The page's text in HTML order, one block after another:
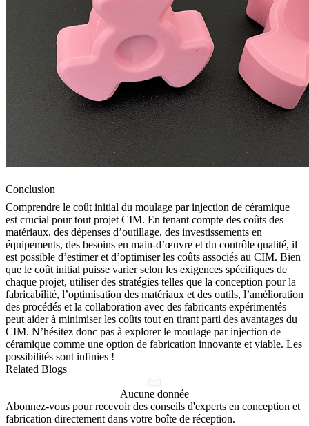
Conclusion
Comprendre le coût initial du moulage par injection de céramique
est crucial pour tout projet CIM. En tenant compte des coûts des
matériaux, des dépenses d’outillage, des investissements en
équipements, des besoins en main-d’œuvre et du contrôle qualité, il
est possible d’estimer et d’optimiser les coûts associés au CIM. Bien
que le coût initial puisse varier selon les exigences spécifiques de
chaque projet, utiliser des stratégies telles que la conception pour la
fabricabilité, l’optimisation des matériaux et des outils, l’amélioration
des procédés et la collaboration avec des fabricants expérimentés
peut aider à minimiser les coûts tout en tirant parti des avantages du
CIM. N’hésitez donc pas à explorer le moulage par injection de
céramique comme une option de fabrication innovante et viable. Les
possibilités sont infinies !
Related Blogs
Aucune donnée
Abonnez-vous pour recevoir des conseils d'experts en conception et
fabrication directement dans votre boîte de réception.